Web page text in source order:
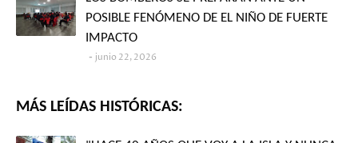
POSIBLE FENÓMENO DE EL NIÑO DE FUERTE
IMPACTO
junio 22, 2026
MÁS LEÍDAS HISTÓRICAS: